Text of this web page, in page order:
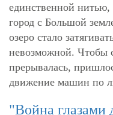
единственной
город с Большой
озеро стало
невозможной. Чтобы
прерывалась,
движение машин по
"Война глазами